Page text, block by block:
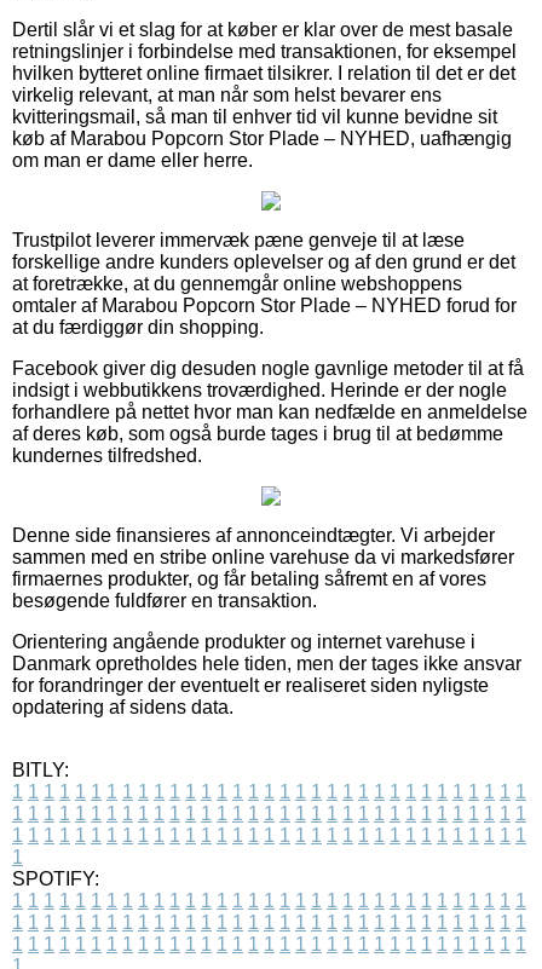
Dertil slår vi et slag for at køber er klar over de mest basale
retningslinjer i forbindelse med transaktionen, for eksempel
hvilken bytteret online firmaet tilsikrer. I relation til det er det
virkelig relevant, at man når som helst bevarer ens
kvitteringsmail, så man til enhver tid vil kunne bevidne sit
køb af Marabou Popcorn Stor Plade – NYHED, uafhængig
om man er dame eller herre.
Trustpilot leverer immervæk pæne genveje til at læse
forskellige andre kunders oplevelser og af den grund er det
at foretrække, at du gennemgår online webshoppens
omtaler af Marabou Popcorn Stor Plade – NYHED forud for
at du færdiggør din shopping.
Facebook giver dig desuden nogle gavnlige metoder til at få
indsigt i webbutikkens troværdighed. Herinde er der nogle
forhandlere på nettet hvor man kan nedfælde en anmeldelse
af deres køb, som også burde tages i brug til at bedømme
kundernes tilfredshed.
Denne side finansieres af annonceindtægter. Vi arbejder
sammen med en stribe online varehuse da vi markedsfører
firmaernes produkter, og får betaling såfremt en af vores
besøgende fuldfører en transaktion.
Orientering angående produkter og internet varehuse i
Danmark opretholdes hele tiden, men der tages ikke ansvar
for forandringer der eventuelt er realiseret siden nyligste
opdatering af sidens data.
BITLY:
1 1 1 1 1 1 1 1 1 1 1 1 1 1 1 1 1 1 1 1 1 1 1 1 1 1 1 1 1 1 1 1 1
1 1 1 1 1 1 1 1 1 1 1 1 1 1 1 1 1 1 1 1 1 1 1 1 1 1 1 1 1 1 1 1 1
1 1 1 1 1 1 1 1 1 1 1 1 1 1 1 1 1 1 1 1 1 1 1 1 1 1 1 1 1 1 1 1 1
1
SPOTIFY:
1 1 1 1 1 1 1 1 1 1 1 1 1 1 1 1 1 1 1 1 1 1 1 1 1 1 1 1 1 1 1 1 1
1 1 1 1 1 1 1 1 1 1 1 1 1 1 1 1 1 1 1 1 1 1 1 1 1 1 1 1 1 1 1 1 1
1 1 1 1 1 1 1 1 1 1 1 1 1 1 1 1 1 1 1 1 1 1 1 1 1 1 1 1 1 1 1 1 1